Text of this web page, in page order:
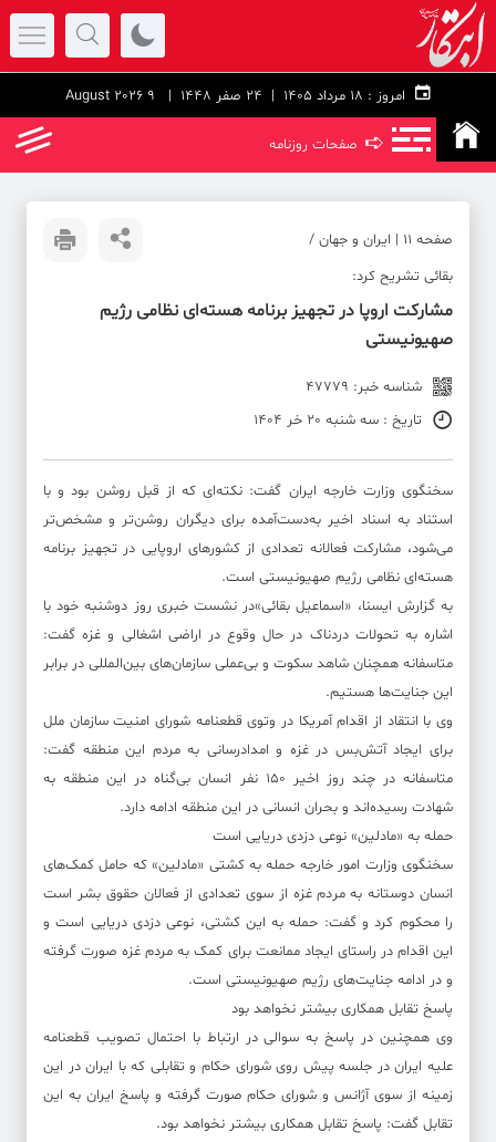
امروز : 24 صفر 1448 | 9 August 2026
➪ صفحات روزنامه
صفحه ۱۱ | ایران و جهان /
بقائی تشریح کرد:
مشارکت اروپا در تجهیز برنامه هسته‌ای نظامی رژیم
صهیونیستی
شناسه خبر: 47779
تاریخ : سه شنبه 20 خر 1404
سخنگوی وزارت خارجه ایران گفت: نکته‌ای که از قبل روشن بود و با
استناد به اسناد اخیر به‌دست‌آمده برای دیگران روشن‌تر و مشخص‌تر
می‌شود، مشارکت فعالانه تعدادی از کشورهای اروپایی در تجهیز برنامه
هسته‌ای نظامی رژیم صهیونیستی است.
به گزارش ایسنا، «اسماعیل بقائی»در نشست خبری روز دوشنبه خود با
اشاره به تحولات دردناک در حال وقوع در اراضی اشغالی و غزه گفت:
متاسفانه همچنان شاهد سکوت و بی‌عملی سازمان‌های بین‌المللی در برابر
این جنایت‌ها هستیم.
وی با انتقاد از اقدام آمریکا در وتوی قطعنامه شورای امنیت سازمان ملل
برای ایجاد آتش‌بس در غزه و امدادرسانی به مردم این منطقه گفت:
متاسفانه در چند روز اخیر ۱۵۰ نفر انسان بی‌گناه در این منطقه به
شهادت رسیده‌اند و بحران انسانی در این منطقه ادامه دارد.
حمله به «مادلین» نوعی دزدی دریایی است
سخنگوی وزارت امور خارجه حمله به کشتی «مادلین» که حامل کمک‌های
انسان دوستانه به مردم غزه از سوی تعدادی از فعالان حقوق بشر است
را محکوم کرد و گفت: حمله به این کشتی، نوعی دزدی دریایی است و
این اقدام در راستای ایجاد ممانعت برای کمک به مردم غزه صورت گرفته
و در ادامه جنایت‌های رژیم صهیونیستی است.
پاسخ تقابل همکاری بیشتر نخواهد بود
وی همچنین در پاسخ به سوالی در ارتباط با احتمال تصویب قطعنامه
علیه ایران در جلسه پیش روی شورای حکام و تقابلی که با ایران در این
زمینه از سوی آژانس و شورای حکام صورت گرفته و پاسخ ایران به این
تقابل گفت: پاسخ تقابل همکاری بیشتر نخواهد بود.